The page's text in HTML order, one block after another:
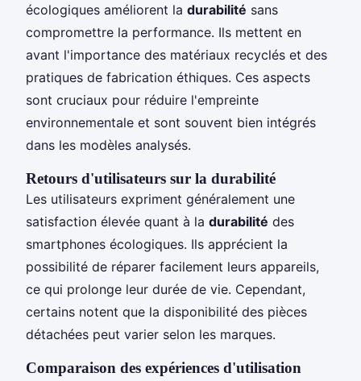
écologiques améliorent la durabilité sans
compromettre la performance. Ils mettent en
avant l'importance des matériaux recyclés et des
pratiques de fabrication éthiques. Ces aspects
sont cruciaux pour réduire l'empreinte
environnementale et sont souvent bien intégrés
dans les modèles analysés.
Retours d'utilisateurs sur la durabilité
Les utilisateurs expriment généralement une
satisfaction élevée quant à la durabilité des
smartphones écologiques. Ils apprécient la
possibilité de réparer facilement leurs appareils,
ce qui prolonge leur durée de vie. Cependant,
certains notent que la disponibilité des pièces
détachées peut varier selon les marques.
Comparaison des expériences d'utilisation